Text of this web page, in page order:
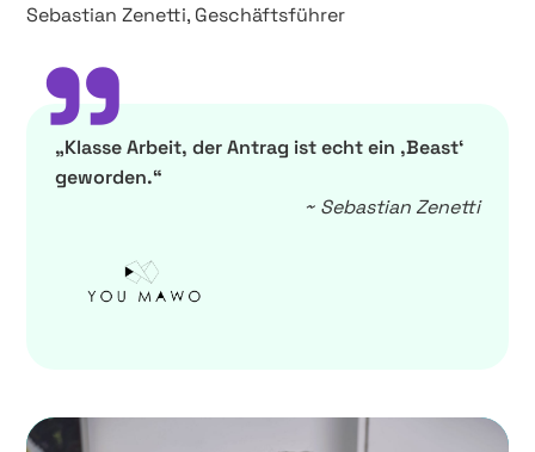
Sebastian Zenetti, Geschäftsführer
”
„Klasse Arbeit, der Antrag ist echt ein ,Beast‘
geworden.“​
~ Sebastian Zenetti